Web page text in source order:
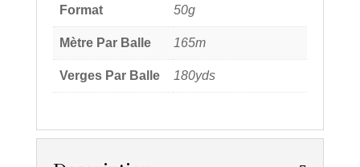
Format 50g
Mètre Par Balle 165m
Verges Par Balle 180yds